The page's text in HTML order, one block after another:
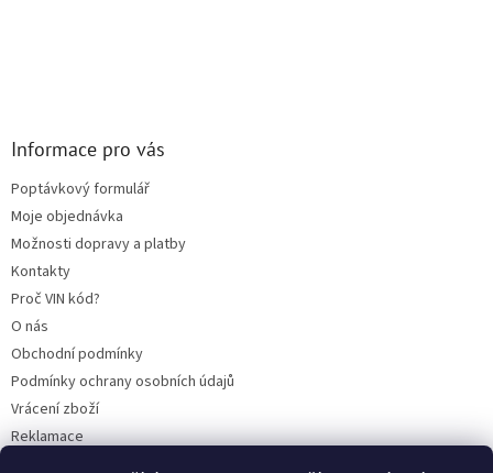
Informace pro vás
Poptávkový formulář
Moje objednávka
Možnosti dopravy a platby
Kontakty
Proč VIN kód?
O nás
Obchodní podmínky
Podmínky ochrany osobních údajů
Vrácení zboží
Reklamace